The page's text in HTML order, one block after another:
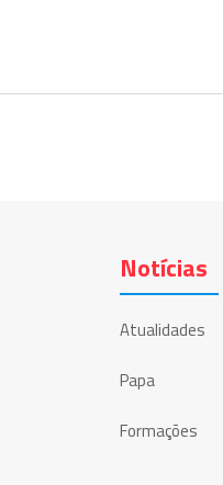
Notícias
Atualidades
Papa
Formações